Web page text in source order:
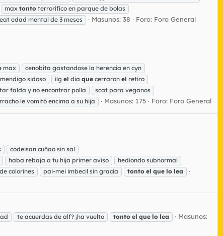
max tonto terrorífico en parque de bolas
edad mental de 3 meses Masunos: 38 Foro: Foro General
max
cenobita gastandose la herencia en cyn
sidoso ilg el dia que cerraron el retiro
falda y no encontrar polla
scat para veganos
le vomitó encima a su hija Masunos: 175 Foro: Foro General
codeisan cuñao sin sal
haba rebaja a tu hija primer aviso
hediondo subnormal
colorines pai-mei imbecil sin gracia tonto el que lo lea
te acuerdas de alf? ¡ha vuelto tonto el que lo lea
Masunos: